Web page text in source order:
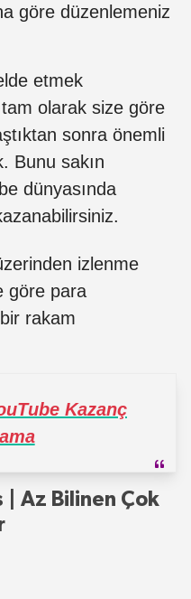
göre düzenlemeniz
etmek
tam olarak size göre
sonra önemli
Bunu sakın
dünyasında
izlenme
göre para
bir rakam
Kazanç
Az Bilinen Çok